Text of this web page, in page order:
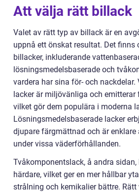
Att välja rätt billack
Valet av rätt typ av billack är en
uppnå ett önskat resultat. Det finns
billacker, inkluderande
lösningsmedelsbaserade och
vardera har sina för- och nackdelar.
lacker är miljövänliga och emitterar
vilket gör dem populära i moderna
Lösningsmedelsbaserade lacker
djupare färgmättnad och är enklare
under vissa väderförhållanden.
Tvåkomponentslack, å andra sidan,
härdare, vilket ger en mer hållbar
strålning och kemikalier bättre.